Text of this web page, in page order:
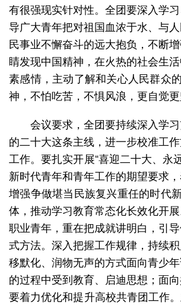
有很强现实针对性。全团要深入学
导广大青年把对祖国血浓于水、与
民事业不懈奋斗的远大抱负，不断
睛发现中国精神，在火热的社会生
素感情，主动了解和关心人民群众
神，不怕吃苦，不惧风浪，更自觉
会议要求，全团要持续深入学
的二十大这条主线，进一步校准工
工作。要扎实开展“喜迎二十大、
新时代青年和青年工作的期望要求
增强争做堪当民族复兴重任的时代
体，推动学习教育常态化长效化开
职业青年，重在把成就讲明白，引
式方法。深入把握工作规律，持续
移默化、润物无声的方式面向青少
的过程中受到教育、启迪思想；面
要着力优化和提升高校共青团工作